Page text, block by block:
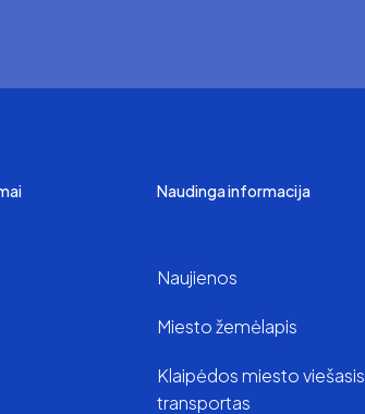
Naudinga informacija
Naujienos
Miesto žemėlapis
Klaipėdos miesto viešasis
transportas